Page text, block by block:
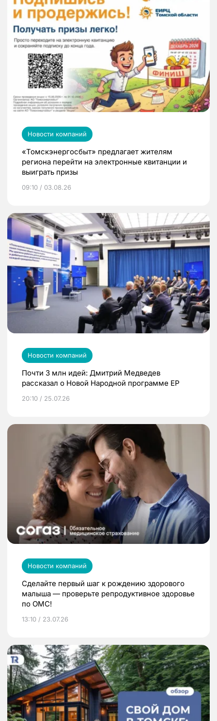
Новости компаний
«Томскэнергосбыт» предлагает жителям
региона перейти на электронные квитанции и
выиграть призы
09:10 / 03.08.26
Новости компаний
Почти 3 млн идей: Дмитрий Медведев
рассказал о Новой Народной программе ЕР
20:10 / 25.07.26
Новости компаний
Сделайте первый шаг к рождению здорового
малыша — проверьте репродуктивное здоровье
по ОМС!
13:10 / 23.07.26